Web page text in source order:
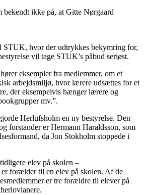
bekendt ikke på, at Gitte Nørgaard
STUK, hvor der udtrykkes bekymring for,
vil tage STUK’s påbud seriøst.
eksempler fra medlemmer, om et
arbejdsmiljø, hvor lærere udsættes for et
der eksempelvis hænger lærere og
mv.”.
Herlufsholm en ny bestyrelse. Den
forstander er Hermann Haraldsson, som
da Jon Stokholm stoppede i
elev på skolen –
forælder til en elev på skolen. Af de
er tre forældre til elever på